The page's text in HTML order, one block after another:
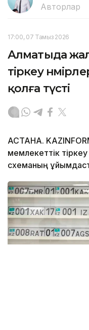
Авторлар
17:00, 07 Тамыз 2026
Алматыда
тіркеу
қолға түсті
АСТАНА.
мемлекеттік
схеманың